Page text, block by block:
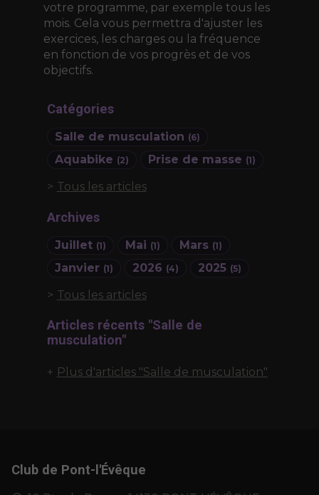
Catégories
Salle de musculation (6)
Aquabike (2) Prise de masse (1)
Tous les articles
Archives
Juillet (1) Mai (1) Mars (1)
Janvier (1) 2026 (4) 2025 (5)
Tous les articles
Articles récents "Salle de
musculation"
Plus d'articles "Salle de musculation"
votre programme, par exemple tous les
mois. Cela vous permettra d'ajuster les
exercices, les charges ou la fréquence
en fonction de vos progrès et de vos
objectifs.
Club de Pont-l'Évêque